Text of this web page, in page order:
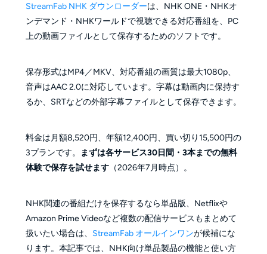
StreamFab NHK ダウンローダーは、NHK ONE・NHKオ
ンデマンド・NHKワールドで視聴できる対応番組を、PC
上の動画ファイルとして保存するためのソフトです。
保存形式はMP4／MKV、対応番組の画質は最大1080p、
音声はAAC 2.0に対応しています。字幕は動画内に保持す
るか、SRTなどの外部字幕ファイルとして保存できます。
料金は月額8,520円、年額12,400円、買い切り15,500円の
3プランです。
まずは各サービス30日間・3本までの無料
体験で保存を試せます（2026年7月時点）。
NHK関連の番組だけを保存するなら単品版、Netflixや
Amazon Prime Videoなど複数の配信サービスもまとめて
扱いたい場合は、 StreamFab オールインワンが候補にな
ります。本記事では、NHK向け単品製品の機能と使い方